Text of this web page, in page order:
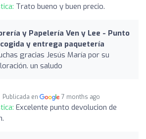
Trato bueno y buen precio.
y Papelería Ven y Lee - Punto
y entrega paquetería
gracias Jesús María por su
un saludo
Publicada en 7 months ago
Excelente punto devolucion de